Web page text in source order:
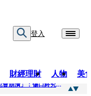
登入
財經理財 人物 美
蔡依珊撕掉「完美」標籤！ 認了「我也會崩潰」：傷口終究會癒合